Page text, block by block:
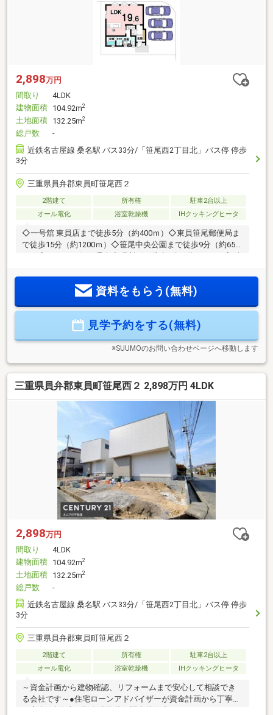
2,898万円
間取り
4LDK
建物面積 104.92m2
土地面積 132.25m2
総戸数
-
近鉄名古屋線 桑名駅 バス33分/「笹尾西2丁目北」バス停 停歩
3分
三重県員弁郡東員町笹尾西２
2階建て 所有権
駐車2台以上
オール電化
浴室乾燥機 IHクッキングヒータ
◇一号舘 東員店まで徒歩5分（約400ｍ）◇東員笹尾郵便局ま
で徒歩15分（約1200ｍ）◇笹尾中央公園まで徒歩9分（約650
資料をもらう(無料)
見学予約をする(無料)
※SUUMOのお問い合わせページへ移動します
三重県員弁郡東員町笹尾西２ 2,898万円 4LDK
2,898万円
間取り
4LDK
建物面積 104.92m2
土地面積 132.25m2
総戸数
-
近鉄名古屋線 桑名駅 バス33分/「笹尾西2丁目北」バス停 停歩
3分
三重県員弁郡東員町笹尾西２
2階建て 所有権
駐車2台以上
オール電化
浴室乾燥機 IHクッキングヒータ
～資金計画から建物確認、リフォームまで安心して相談でき
る会社です～●住宅ローンアドバイザーが資金計画から丁寧に
ご案内●建築士、既存建物状況調査技術者（インスペクション